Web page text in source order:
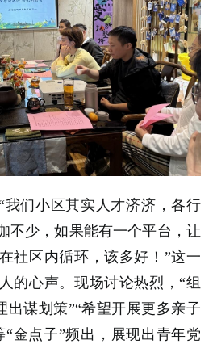
我们小区其实人才济济，各行
不少，如果能有一个平台，让
社区内循环，该多好！”这一
的心声。现场讨论热烈，“组
出谋划策”“希望开展更多亲子
金点子”频出，展现出青年党